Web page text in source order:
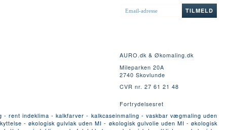
EMAIL-
ADRESSE
TILMELD
AURO.dk & Økomaling.dk
Mileparken 20A
2740 Skovlunde
CVR nr. 27 61 21 48
Fortrydelsesret
indeklima - kalkfarver - kalkcaseinmaling - vaskbar vægmaling uden
- økologisk gulvlak uden MI - økologisk gulvolie uden MI - økologisk